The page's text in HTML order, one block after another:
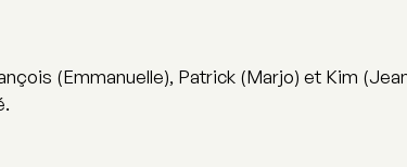
(Emmanuelle), Patrick (Marjo) et Kim